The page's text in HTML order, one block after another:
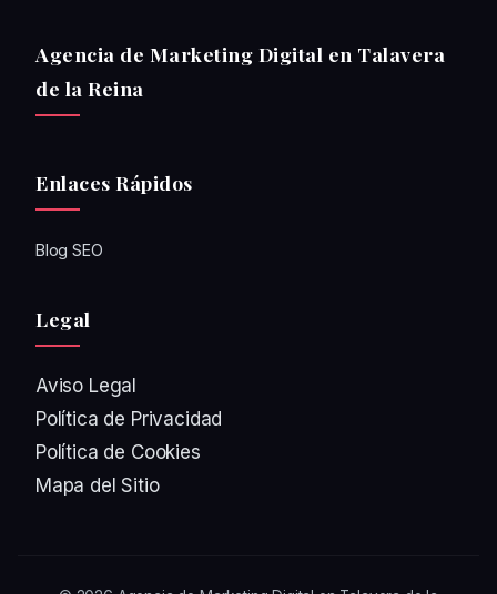
Agencia de Marketing Digital en Talavera
de la Reina
Enlaces Rápidos
Blog SEO
Legal
Aviso Legal
Política de Privacidad
Política de Cookies
Mapa del Sitio